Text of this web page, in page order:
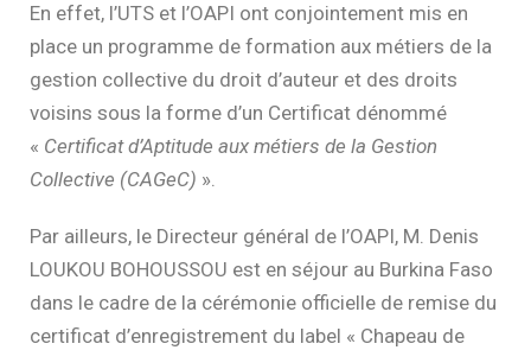
En effet, l’UTS et l’OAPI ont conjointement mis en
place un programme de formation aux métiers de la
gestion collective du droit d’auteur et des droits
voisins sous la forme d’un Certificat dénommé
« Certificat d’Aptitude aux métiers de la Gestion
Collective (CAGeC) ».
Par ailleurs, le Directeur général de l’OAPI, M. Denis
LOUKOU BOHOUSSOU est en séjour au Burkina Faso
dans le cadre de la cérémonie officielle de remise du
certificat d’enregistrement du label « Chapeau de